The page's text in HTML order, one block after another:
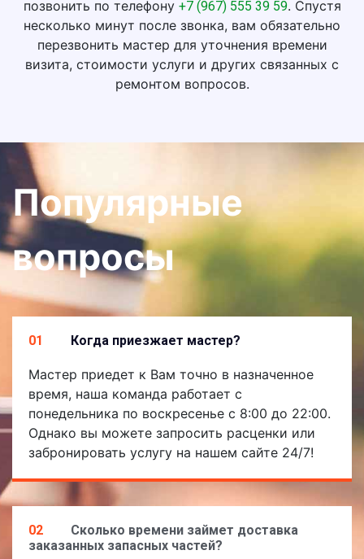
позвонить по телефону +7 (967) 555 39 59. Спустя
несколько минут после звонка, вам обязательно
перезвонить мастер для уточнения времени
визита, стоимости услуги и других связанных с
ремонтом вопросов.
Популярные
вопросы
01 Когда приезжает мастер?
Мастер приедет к Вам точно в назначенное
время, наша команда работает с
понедельника по воскресенье с 8:00 до 22:00.
Однако вы можете запросить расценки или
забронировать услугу на нашем сайте 24/7!
02
Сколько времени займет доставка
заказанных запасных частей?